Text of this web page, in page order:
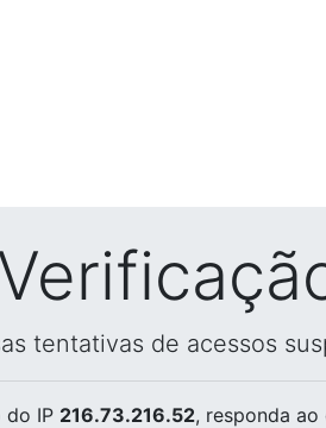
tentativas de acessos
do IP 216.73.216.52, responda